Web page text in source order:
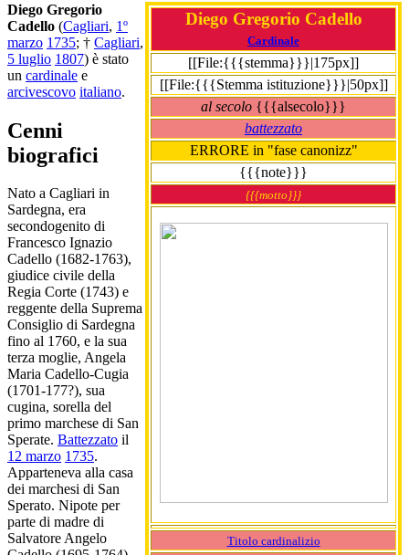
Diego Gregorio Cadello
Cardinale
[[File:{{{stemma}}}|175px]]
[[File:{{{Stemma istituzione}}}|50px]]
al secolo {{{alsecolo}}}
battezzato
ERRORE in "fase canonizz"
{{{note}}}
{{{motto}}}
Titolo cardinalizio
Diego Gregorio
Cadello (Cagliari, 1º
marzo 1735; † Cagliari,
5 luglio 1807) è stato
un cardinale e
arcivescovo italiano.
Cenni
biografici
Nato a Cagliari in
Sardegna, era
secondogenito di
Francesco Ignazio
Cadello (1682-1763),
giudice civile della
Regia Corte (1743) e
reggente della Suprema
Consiglio di Sardegna
fino al 1760, e la sua
terza moglie, Angela
Maria Cadello-Cugia
(1701-177?), sua
cugina, sorella del
primo marchese di San
Sperate. Battezzato il
12 marzo 1735.
Apparteneva alla casa
dei marchesi di San
Sperato. Nipote per
parte di madre di
Salvatore Angelo